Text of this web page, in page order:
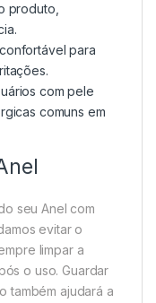
produto,
para
com pele
comuns em
seu Anel com
evitar o
limpar a
o uso. Guardar
também ajudará a